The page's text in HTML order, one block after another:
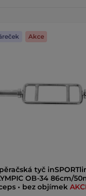
Akce
tyč
OB-34 86cm/
• bez objímek